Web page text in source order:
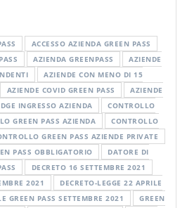
ACCESSO AZIENDA GREEN PASS
AZIENDA GREENPASS
AZIENDE
AZIENDE CON MENO DI 15
AZIENDE COVID GREEN PASS
AZIENDE
INGRESSO AZIENDA
CONTROLLO
GREEN PASS AZIENDA
CONTROLLO
GREEN PASS AZIENDE PRIVATE
PASS OBBLIGATORIO
DATORE DI
DECRETO 16 SETTEMBRE 2021
2021
DECRETO-LEGGE 22 APRILE
GREEN PASS SETTEMBRE 2021
GREEN